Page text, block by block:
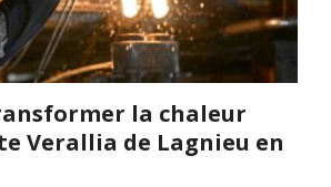
la chaleur
Verallia de Lagnieu en